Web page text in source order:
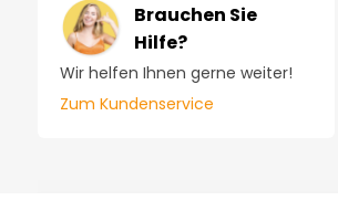
toegankelijkheidsschermlezer
Brauchen Sie
Hilfe?
Wir helfen Ihnen gerne weiter!
Zum Kundenservice